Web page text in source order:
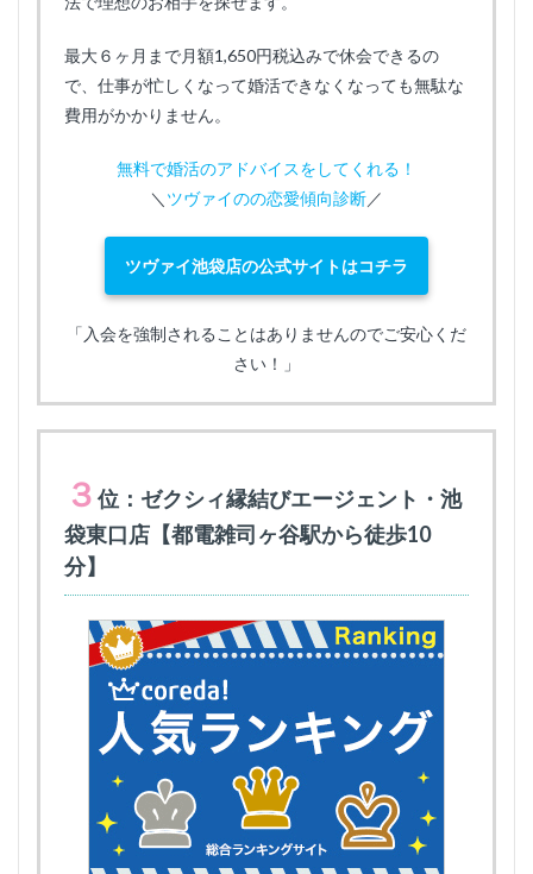
最大６ヶ月まで月額1,650円税込みで休会できるの
で、仕事が忙しくなって婚活できなくなっても無駄な
費用がかかりません。
無料で婚活のアドバイスをしてくれる！
＼ ツヴァイのの恋愛傾向診断／
ツヴァイ池袋店の公式サイトはコチラ
「入会を強制されることはありませんのでご安心くだ
さい！」
３ 位：ゼクシィ縁結びエージェント・池
袋東口店【都電雑司ヶ谷駅から徒歩10
分】